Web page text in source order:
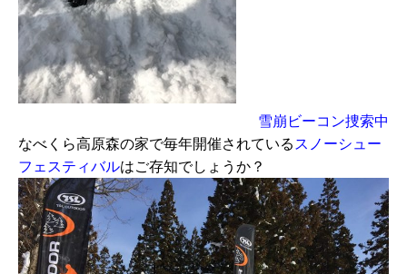
雪崩ビーコン捜索中
なべくら高原森の家で毎年開催されている スノーシュー
フェスティバルはご存知でしょうか？